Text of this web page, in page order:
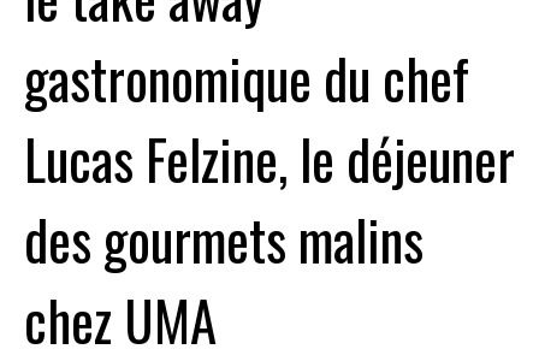
gastronomique du chef
Lucas Felzine, le déjeuner
des gourmets malins
chez UMA